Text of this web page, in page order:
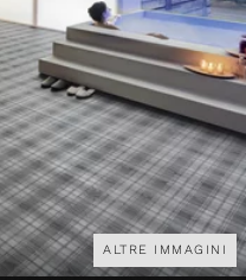
ALTRE IMMAGINI